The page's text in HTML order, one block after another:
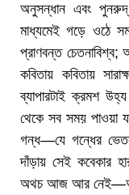
অনুসন্ধান এবং
মাধ্যমেই গড়ে ওঠে
প্রাণবন্ত
কবিতায় কবিতায়
ব্যাপারটাই ক্রমশ
থেকে সব সময় পাওয়া
গন্ধ—যে গন্ধের
দাঁড়ায় সেই কবেকার
অথচ আজ আর